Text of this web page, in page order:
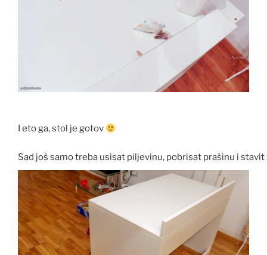
I eto ga, stol je gotov
Sad još samo treba usisat piljevinu, pobrisat prašinu i